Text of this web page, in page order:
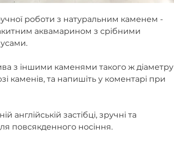
роботи з натуральним каменем -
аквамарином з срібними
з іншими каменями такого ж діаметру
каменів, та напишіть у коментарі при
англійській застібці, зручні та
повсякденного носіння.